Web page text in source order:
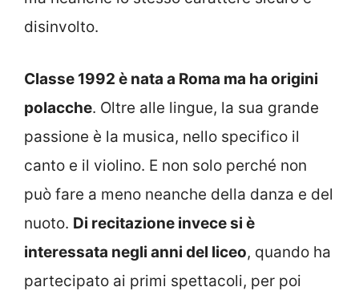
disinvolto.
Classe 1992 è nata a Roma ma ha origini
polacche. Oltre alle lingue, la sua grande
passione è la musica, nello specifico il
canto e il violino. E non solo perché non
può fare a meno neanche della danza e del
nuoto. Di recitazione invece si è
interessata negli anni del liceo, quando ha
partecipato ai primi spettacoli, per poi